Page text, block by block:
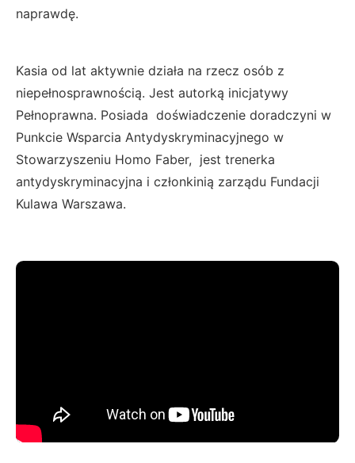
naprawdę.
Kasia od lat aktywnie działa na rzecz osób z
niepełnosprawnością. Jest autorką inicjatywy
Pełnoprawna. Posiada doświadczenie doradczyni w
Punkcie Wsparcia Antydyskryminacyjnego w
Stowarzyszeniu Homo Faber, jest trenerka
antydyskryminacyjna i członkinią zarządu Fundacji
Kulawa Warszawa.